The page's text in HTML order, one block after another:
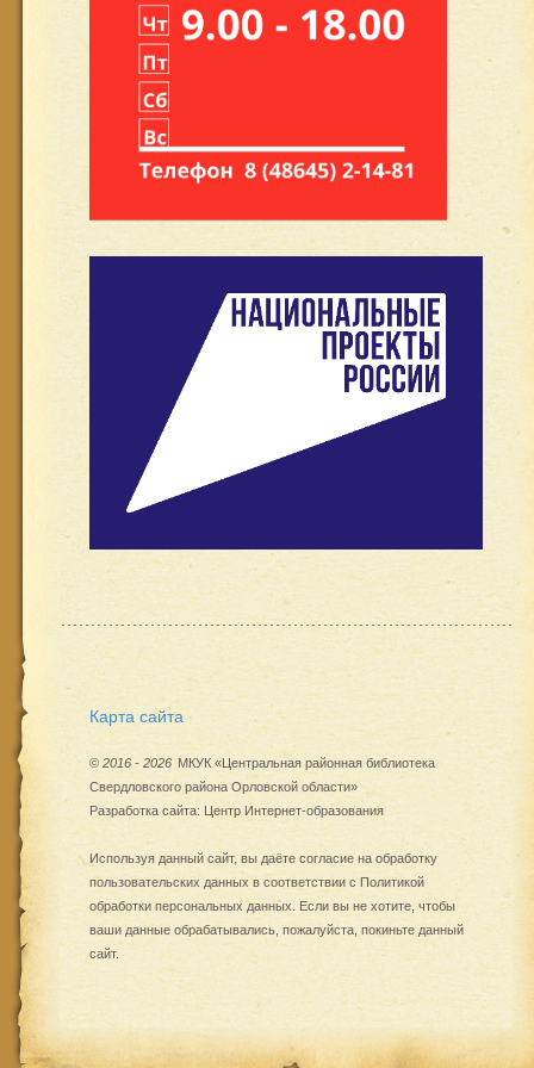
Карта сайта
© 2016 - 2026 МКУК «Центральная районная библиотека
Свердловского района Орловской области»
Разработка сайта: Центр Интернет-образования
Используя данный сайт, вы даёте согласие на обработку
пользовательских данных в соответствии с Политикой
обработки персональных данных . Если вы не хотите, чтобы
ваши данные обрабатывались, пожалуйста, покиньте данный
сайт.